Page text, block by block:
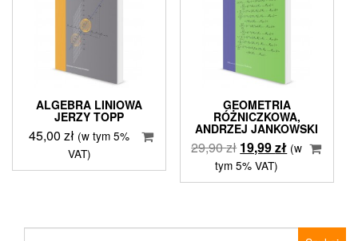
ALGEBRA LINIOWA
JERZY TOPP
45,00zł (w tym 5%
VAT)
GEOMETRIA
RÓŻNICZKOWA,
ANDRZEJ JANKOWSKI
29,90zł Pierwotna
cena
wynosiła:
19,99złAktualna
wynosi:
(w
tym 5% VAT)